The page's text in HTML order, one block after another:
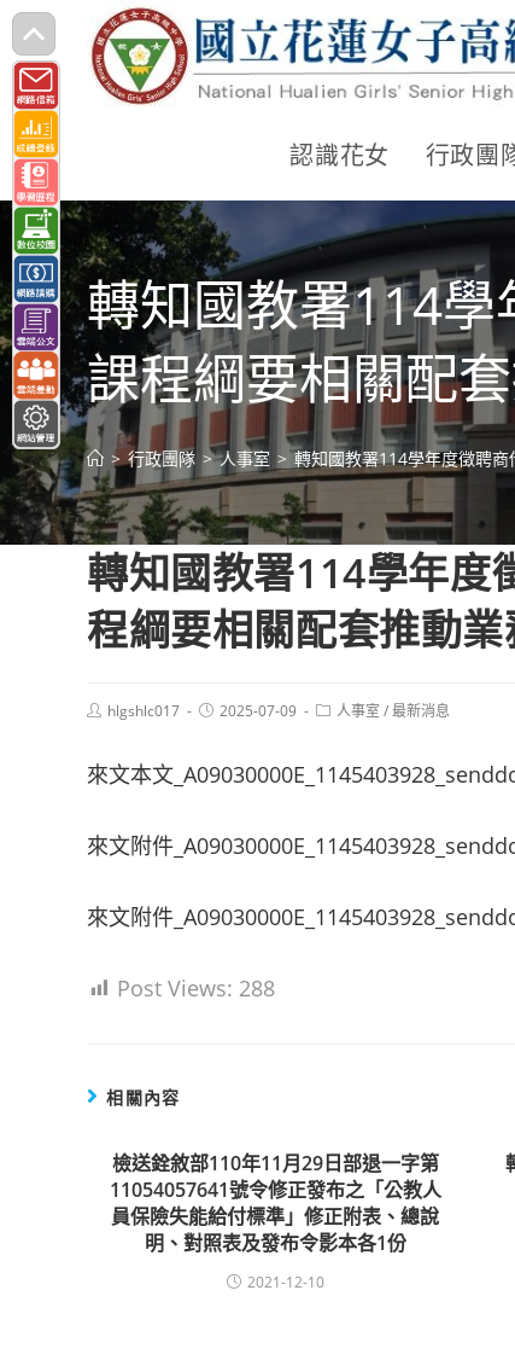
跳
轉
至
主
要
內
容
認識花女 行政團
轉知國教署114
課程綱要相關配
> 行政團隊 > 人事室 > 轉知國教署114學年度徵聘
轉知國教署114學年度
程綱要相關配套推動
Posthlgshlc017
Post2025-07-09
Post人事室 /最新消息
來文本文
來文附件
來文附件
Post Views: 288
相關內容
檢送銓敘部110年11月29日部退一字第
11054057641號令修正發布之「公教人
員保險失能給付標準」修正附表、總說
明、對照表及發布令影本各1份
2021-12-10